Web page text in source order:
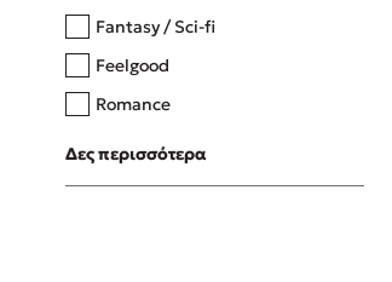
Fantasy / Sci-fi
Feelgood
Romance
Upmarket
Young Adult
Δες περισσότερα